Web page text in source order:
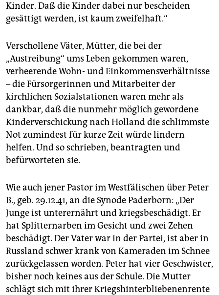
Kinder. Daß die Kinder dabei nur bescheiden
gesättigt werden, ist kaum zweifelhaft.“
Verschollene Väter, Mütter, die bei der
„Austreibung“ ums Leben gekommen waren,
verheerende Wohn- und Einkommensverhältnisse
– die Fürsorgerinnen und Mitarbeiter der
kirchlichen Sozialstationen waren mehr als
dankbar, daß die nunmehr möglich gewordene
Kinderverschickung nach Holland die schlimmste
Not zumindest für kurze Zeit würde lindern
helfen. Und so schrieben, beantragten und
befürworteten sie.
Wie auch jener Pastor im Westfälischen über Peter
B., geb. 29.12.41, an die Synode Paderborn: „Der
Junge ist unterernährt und kriegsbeschädigt. Er
hat Splitternarben im Gesicht und zwei Zehen
beschädigt. Der Vater war in der Partei, ist aber in
Russland schwer krank von Kameraden im Schnee
zurückgelassen worden. Peter hat vier Geschwister,
bisher noch keines aus der Schule. Die Mutter
schlägt sich mit ihrer Kriegshinterbliebenenrente